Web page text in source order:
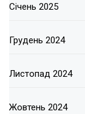
Січень 2025
Грудень 2024
Листопад 2024
Жовтень 2024